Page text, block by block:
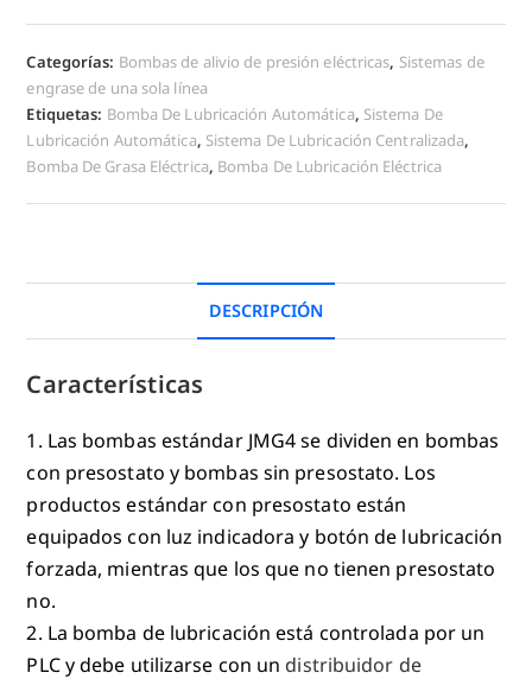
Categorías: Bombas de alivio de presión eléctricas, Sistemas de
engrase de una sola línea
Etiquetas: Bomba De Lubricación Automática, Sistema De
Lubricación Automática, Sistema De Lubricación Centralizada,
Bomba De Grasa Eléctrica, Bomba De Lubricación Eléctrica
DESCRIPCIÓN
Características
1. Las bombas estándar JMG4 se dividen en bombas
con presostato y bombas sin presostato. Los
productos estándar con presostato están
equipados con luz indicadora y botón de lubricación
forzada, mientras que los que no tienen presostato
no.
2. La bomba de lubricación está controlada por un
PLC y debe utilizarse con un distribuidor de